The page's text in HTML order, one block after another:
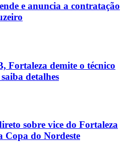
e anuncia a contratação
Fortaleza demite o técnico
detalhes
sobre vice do Fortaleza
Copa do Nordeste